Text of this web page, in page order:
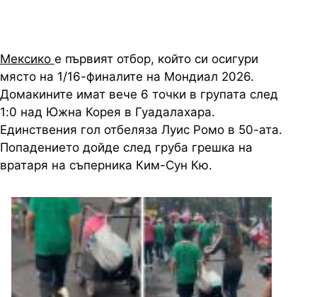
Мексико е първият отбор, който си осигури
място на 1/16-финалите на Мондиал 2026.
Домакините имат вече 6 точки в групата след
1:0 над Южна Корея в Гуадалахара.
Единствения гол отбеляза Луис Ромо в 50-ата.
Попадението дойде след груба грешка на
вратаря на съперника Ким-Сун Кю.